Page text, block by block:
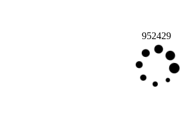
952429